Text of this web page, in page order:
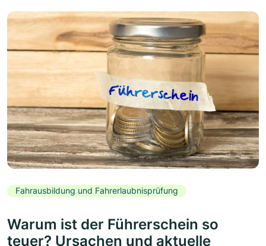
Fahrausbildung und Fahrerlaubnisprüfung
Warum ist der Führerschein so
teuer? Ursachen und aktuelle